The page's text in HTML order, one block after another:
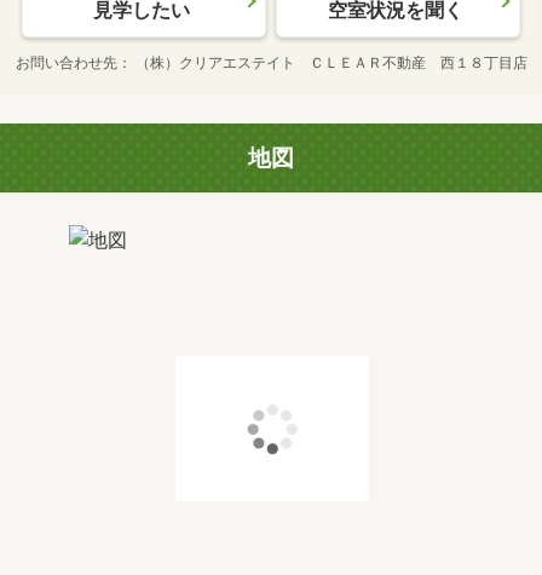
見学したい 空室状況を聞く
お問い合わせ先 （株）クリアエステイト ＣＬＥＡＲ不動産 西１８丁目店
地図